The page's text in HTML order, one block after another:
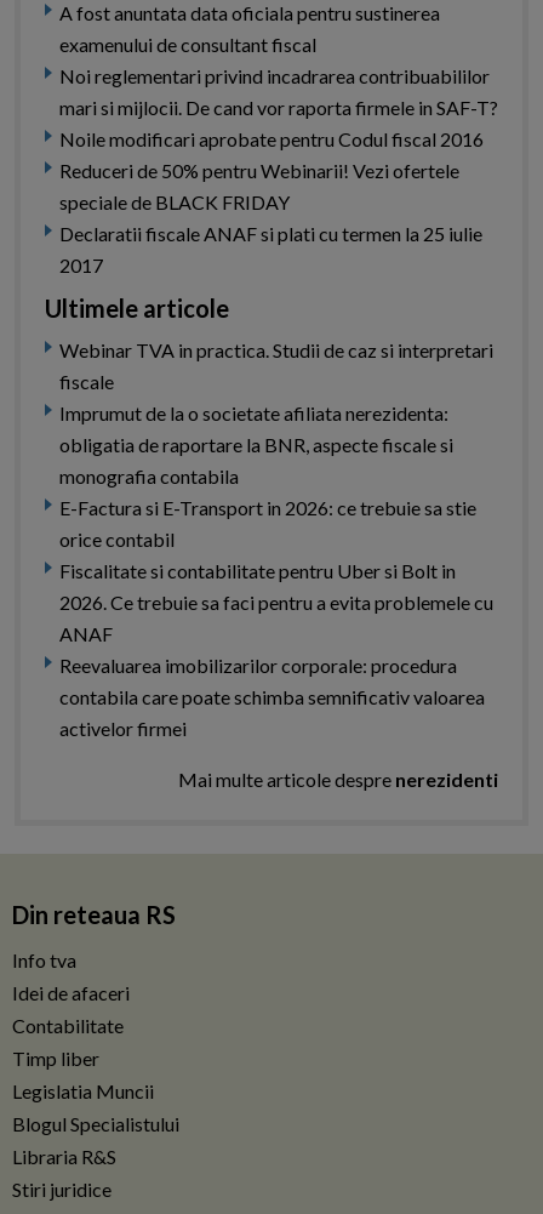
A fost anuntata data oficiala pentru sustinerea
examenului de consultant fiscal
Noi reglementari privind incadrarea contribuabililor
mari si mijlocii. De cand vor raporta firmele in SAF-T?
Noile modificari aprobate pentru Codul fiscal 2016
Reduceri de 50% pentru Webinarii! Vezi ofertele
speciale de BLACK FRIDAY
Declaratii fiscale ANAF si plati cu termen la 25 iulie
2017
Ultimele articole
Webinar TVA in practica. Studii de caz si interpretari
fiscale
Imprumut de la o societate afiliata nerezidenta:
obligatia de raportare la BNR, aspecte fiscale si
monografia contabila
E-Factura si E-Transport in 2026: ce trebuie sa stie
orice contabil
Fiscalitate si contabilitate pentru Uber si Bolt in
2026. Ce trebuie sa faci pentru a evita problemele cu
ANAF
Reevaluarea imobilizarilor corporale: procedura
contabila care poate schimba semnificativ valoarea
activelor firmei
Mai multe articole despre nerezidenti
Din reteaua RS
Info tva
Idei de afaceri
Contabilitate
Timp liber
Legislatia Muncii
Blogul Specialistului
Libraria R&S
Stiri juridice